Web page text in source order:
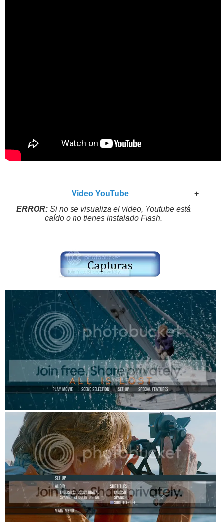
+
Video YouTube
ERROR:Si no se visualiza el video, Youtube está
caído o no tienes instalado Flash.